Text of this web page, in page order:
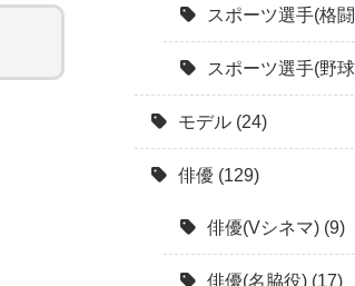
スポーツ選手(格
スポーツ選手(野
モデル (24)
俳優 (129)
俳優(Vシネマ) (9)
俳優(名脇役) (17)